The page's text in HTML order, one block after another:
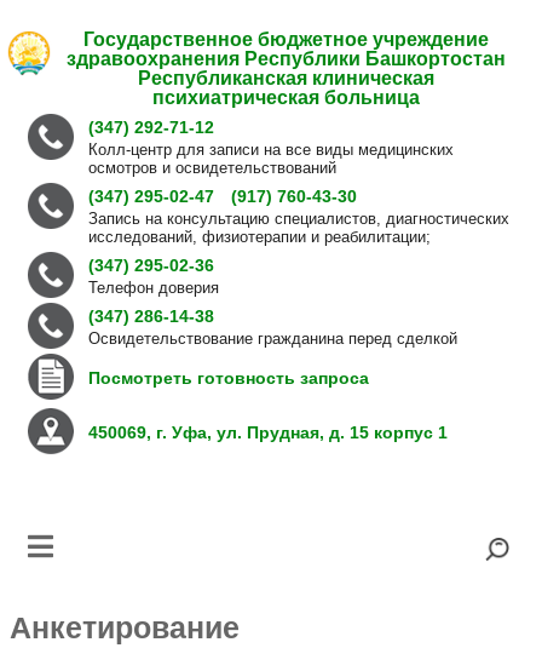
Государственное бюджетное учреждение
здравоохранения Республики Башкортостан
Республиканская клиническая
психиатрическая больница
(347) 292-71-12
Колл-центр для записи на все виды медицинских
осмотров и освидетельствований
(347) 295-02-47 (917) 760-43-30
Запись на консультацию специалистов, диагностических
исследований, физиотерапии и реабилитации;
(347) 295-02-36
Телефон доверия
(347) 286-14-38
Освидетельствование гражданина перед сделкой
Посмотреть готовность запроса
450069, г. Уфа, ул. Прудная, д. 15 корпус 1
Анкетирование